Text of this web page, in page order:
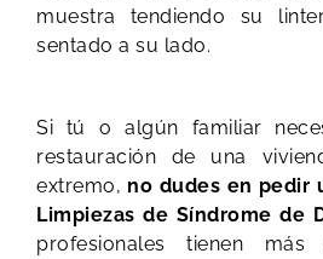
muestra tendiendo su
sentado a su lado.
Si tú o algún familiar
restauración de una
extremo, no dudes en pedir
Limpiezas de Síndrome de
profesionales tienen